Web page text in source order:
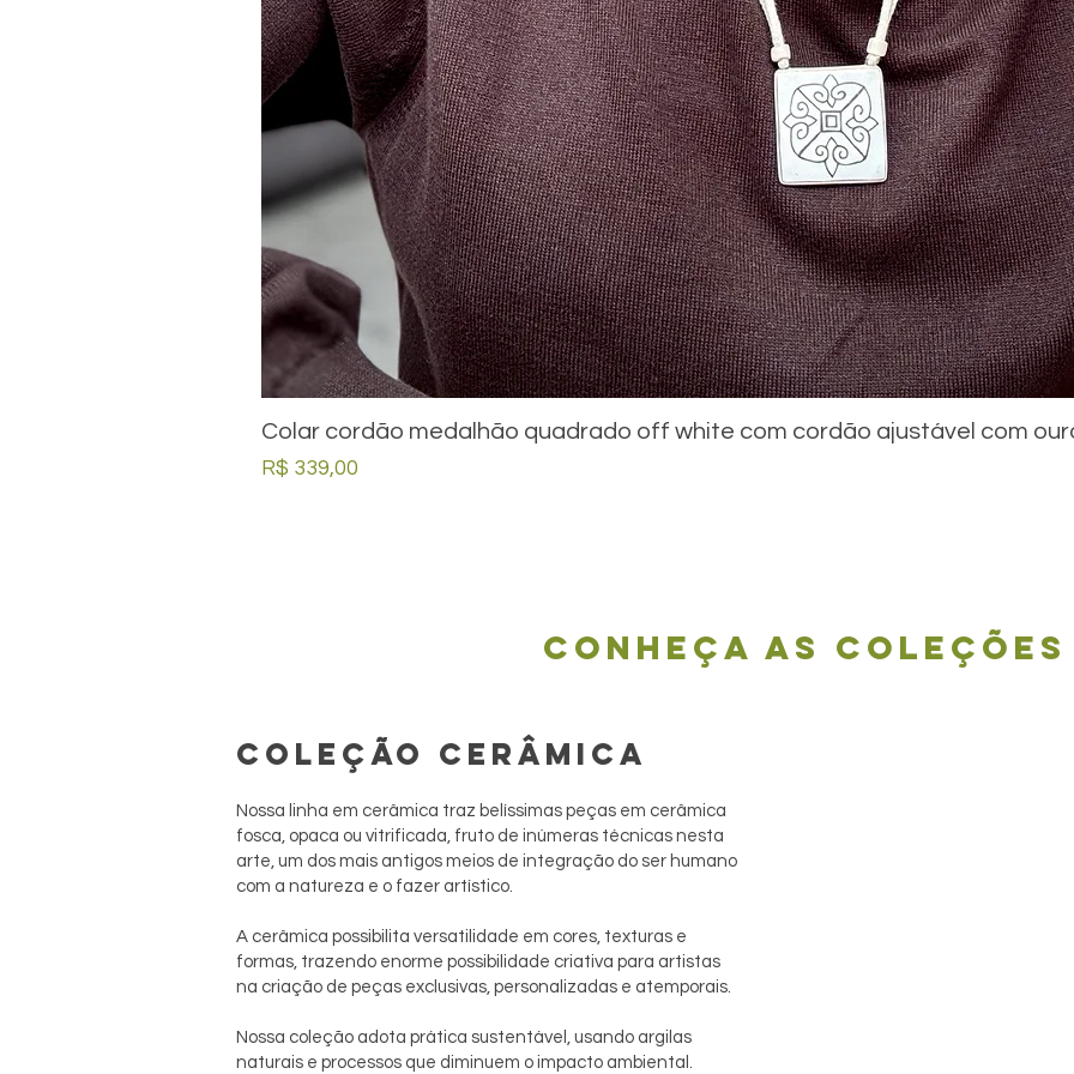
Visualização rápida
Colar cordão medalhão quadrado off white com cordão ajustável com
Preço
R$ 339,00
Conheça as coleções
COLEÇÃO CERÂMICA
Nossa linha em cerâmica traz belíssimas peças em cerâmica
fosca, opaca ou vitrificada, fruto de inúmeras técnicas nesta
arte, um dos mais antigos meios de integração do ser humano
com a natureza e o fazer artístico.
A cerâmica possibilita versatilidade em cores, texturas e
formas, trazendo enorme possibilidade criativa para artistas
na criação de peças exclusivas, personalizadas e atemporais.
Nossa coleção adota prática sustentável, usando argilas
naturais e processos que diminuem o impacto ambiental.